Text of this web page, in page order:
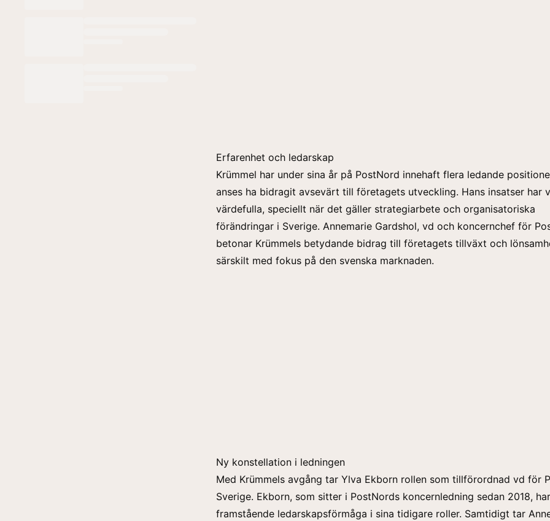
Erfarenhet och ledarskap
Krümmel har under sina år på PostNord innehaft flera ledande
anses ha bidragit avsevärt till företagets utveckling. Hans insatser har
värdefulla, speciellt när det gäller strategiarbete och organisatoriska
förändringar i Sverige. Annemarie Gardshol, vd och koncernchef för
betonar Krümmels betydande bidrag till företagets tillväxt och
särskilt med fokus på den svenska marknaden.
Ny konstellation i ledningen
Med Krümmels avgång tar Ylva Ekborn rollen som tillförordnad vd för
Sverige. Ekborn, som sitter i PostNords koncernledning sedan 2018,
framstående ledarskapsförmåga i sina tidigare roller. Samtidigt tar